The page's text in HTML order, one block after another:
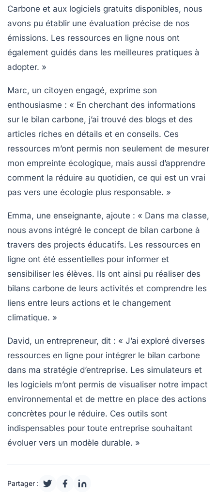
Carbone et aux logiciels gratuits disponibles, nous
avons pu établir une évaluation précise de nos
émissions. Les ressources en ligne nous ont
également guidés dans les meilleures pratiques à
adopter. »
Marc, un citoyen engagé, exprime son
enthousiasme : « En cherchant des informations
sur le bilan carbone, j’ai trouvé des blogs et des
articles riches en détails et en conseils. Ces
ressources m’ont permis non seulement de mesurer
mon empreinte écologique, mais aussi d’apprendre
comment la réduire au quotidien, ce qui est un vrai
pas vers une écologie plus responsable. »
Emma, une enseignante, ajoute : « Dans ma classe,
nous avons intégré le concept de bilan carbone à
travers des projects éducatifs. Les ressources en
ligne ont été essentielles pour informer et
sensibiliser les élèves. Ils ont ainsi pu réaliser des
bilans carbone de leurs activités et comprendre les
liens entre leurs actions et le changement
climatique. »
David, un entrepreneur, dit : « J’ai exploré diverses
ressources en ligne pour intégrer le bilan carbone
dans ma stratégie d’entreprise. Les simulateurs et
les logiciels m’ont permis de visualiser notre impact
environnemental et de mettre en place des actions
concrètes pour le réduire. Ces outils sont
indispensables pour toute entreprise souhaitant
évoluer vers un modèle durable. »
Partager :